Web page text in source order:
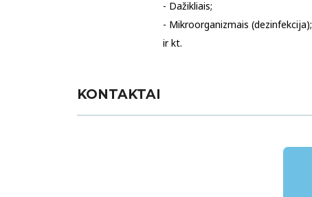
- Dažikliais;
- Mikroorganizmais (dezinfekcija);
ir kt.
KONTAKTAI